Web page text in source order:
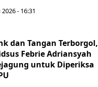
- 16:31
dan Tangan Terborgol,
Febrie Adriansyah
untuk Diperiksa